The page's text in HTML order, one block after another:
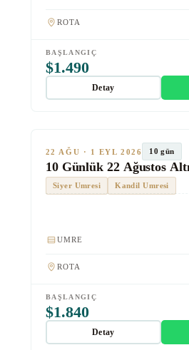
ROTA
BAŞLANGIÇ
$1.490
Detay
TUR #1015
22 AĞU · 1 EYL 2026 10 gün
10 Günlük 22 Ağustos
Siyer Umresi Kandil Umresi
UMRE
ROTA
BAŞLANGIÇ
$1.840
Detay